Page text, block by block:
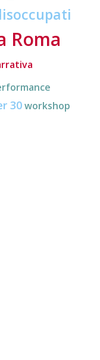
Roma
30workshop